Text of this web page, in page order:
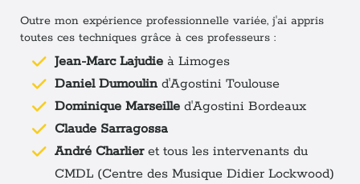
Outre mon expérience professionnelle variée, j'ai appris
toutes ces techniques grâce à ces professeurs :
Jean-Marc Lajudie à Limoges
Daniel Dumoulin d'Agostini Toulouse
Dominique Marseille d'Agostini Bordeaux
Claude Sarragossa
André Charlieret tous les intervenants du
CMDL (Centre des Musique Didier Lockwood)